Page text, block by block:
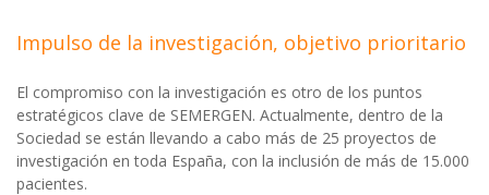
Impulso de la investigación, objetivo prioritario
El compromiso con la investigación es otro de los puntos
estratégicos clave de SEMERGEN. Actualmente, dentro de la
Sociedad se están llevando a cabo más de 25 proyectos de
investigación en toda España, con la inclusión de más de 15.000
pacientes.